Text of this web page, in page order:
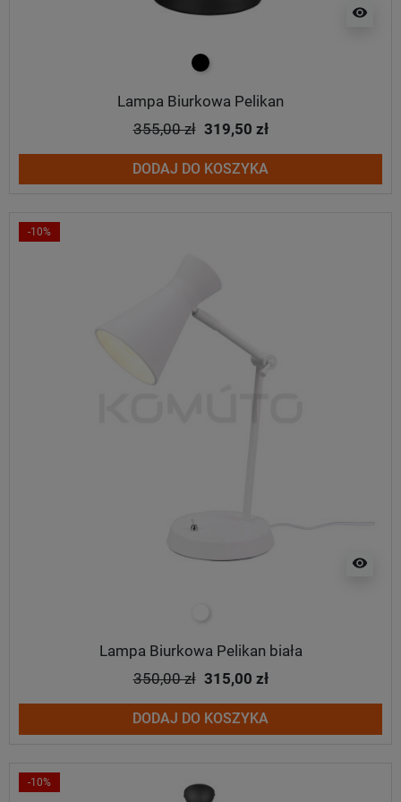
visibility
czarny
Lampa Biurkowa Pelikan
355,00 zł 319,50 zł
DODAJ DO KOSZYKA
-10%
visibility
Lampa Biurkowa Pelikan biała
350,00 zł 315,00 zł
DODAJ DO KOSZYKA
-10%